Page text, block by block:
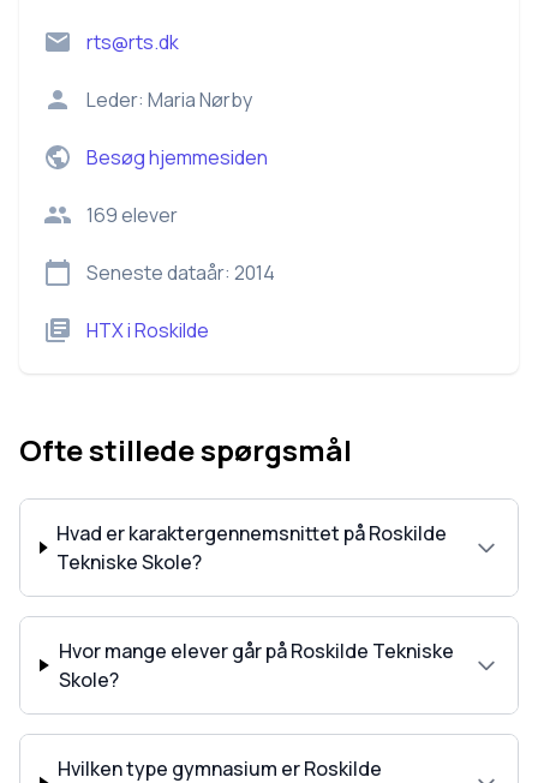
rts@rts.dk
Leder: Maria Nørby
Besøg hjemmesiden
169elever
Seneste dataår: 2014
HTXiRoskilde
Ofte stillede spørgsmål
Hvad er karaktergennemsnittet på Roskilde
Tekniske Skole?
Hvor mange elever går på Roskilde Tekniske
Skole?
Hvilken type gymnasium er Roskilde